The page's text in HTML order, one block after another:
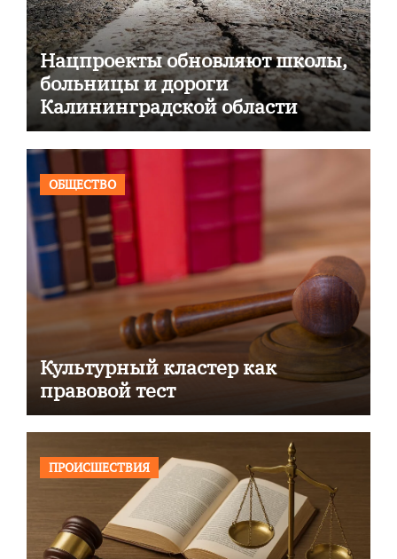
Нацпроекты обновляют школы,
больницы и дороги
Калининградской области
ОБЩЕСТВО
Культурный кластер как
правовой тест
ПРОИСШЕСТВИЯ